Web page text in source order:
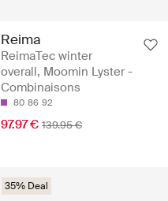
Reima
ReimaTec winter
overall, Moomin Lyster -
Combinaisons
80 86 92
97.97 € 139.95 €
35% Deal